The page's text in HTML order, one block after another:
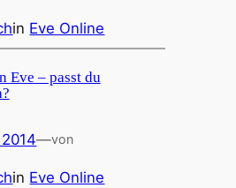
in Eve Online
Eve – passt du
—von
in Eve Online